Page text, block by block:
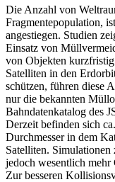
Die Anzahl von
Fragmentepopulation,
angestiegen. Studien
Einsatz von
von Objekten
Satelliten in den
schützen, führen diese
nur die bekannten
Bahndatenkatalog des
Derzeit befinden sich
Durchmesser in dem
Satelliten. Simulationen
jedoch wesentlich
Zur besseren